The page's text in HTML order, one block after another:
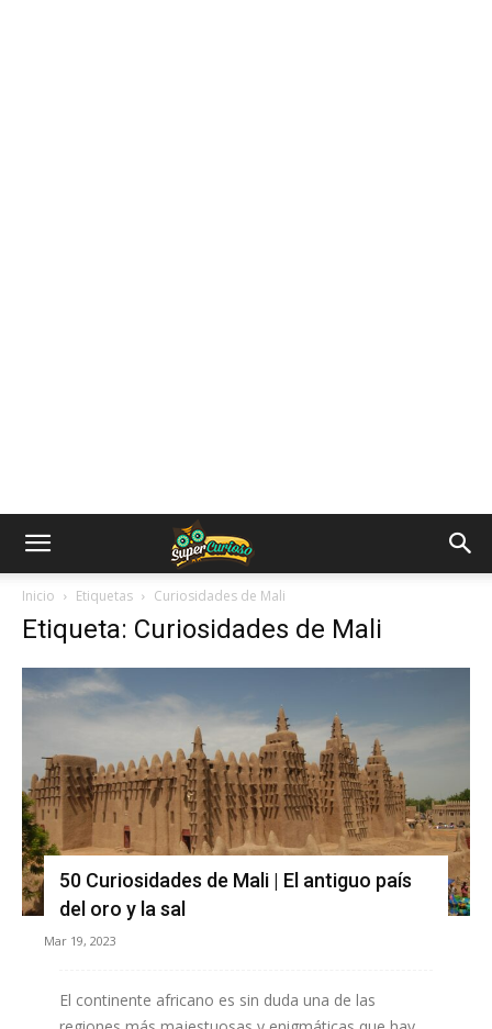
Inicio Etiquetas Curiosidades de Mali
Etiqueta: Curiosidades de Mali
50 Curiosidades de Mali | El antiguo país
del oro y la sal
Mar 19, 2023
El continente africano es sin duda una de las